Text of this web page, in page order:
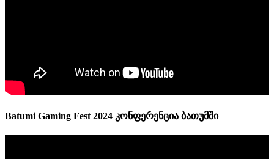
Batumi Gaming Fest 2024 კონფერენცია ბათუმში